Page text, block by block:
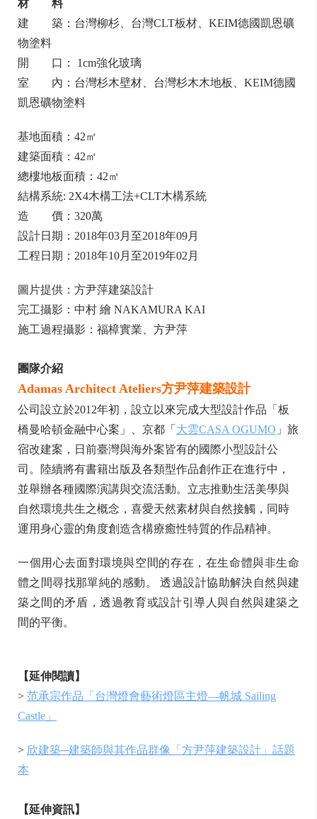
材 料
建 築：台灣柳杉、台灣CLT板材、KEIM德國凱恩礦
物塗料
開 口： 1cm強化玻璃
室 內：台灣杉木壁材、台灣杉木木地板、KEIM德國
凱恩礦物塗料
基地面積：42㎡
建築面積：42㎡
總樓地板面積：42㎡
結構系統: 2X4木構工法+CLT木構系統
造 價：320萬
設計日期：2018年03月至2018年09月
工程日期：2018年10月至2019年02月
圖片提供：方尹萍建築設計
完工攝影：中村 繪 NAKAMURA KAI
施工過程攝影：福樟實業、方尹萍
團隊介紹
Adamas Architect Ateliers方尹萍建築設計
公司設立於2012年初，設立以來完成大型設計作品「板
橋曼哈頓金融中心案」、京都「 大雲CASA OGUMO 」旅
宿改建案，日前臺灣與海外案皆有的國際小型設計公
司。陸續將有書籍出版及各類型作品創作正在進行中，
並舉辦各種國際演講與交流活動。立志推動生活美學與
自然環境共生之概念，喜愛天然素材與自然接觸，同時
運用身心靈的角度創造含構療癒性特質的作品精神。
一個用心去面對環境與空間的存在，在生命體與非生命
體之間尋找那單純的感動。 透過設計協助解決自然與建
築之間的矛盾，透過教育或設計引導人與自然與建築之
間的平衡。
【延伸閱讀】
> 范承宗作品「台灣燈會藝術燈區主燈—帆城 Sailing
Castle」
> 欣建築─建築師與其作品群像「方尹萍建築設計」話題
本
【延伸資訊】